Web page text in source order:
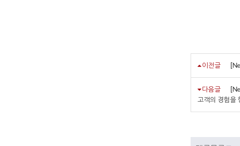
이전글
다음글
고객의 경험을